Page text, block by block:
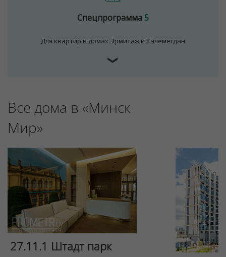
Спецпрограмма5
Для квартир в домах Эрмитаж и Калемегдан
❯
Все дома в «Минск
Мир»
27.11.1 Штадт парк